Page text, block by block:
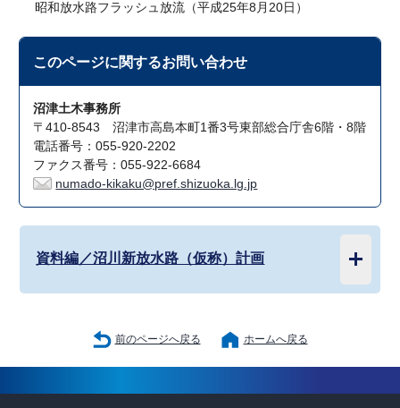
昭和放水路フラッシュ放流（平成25年8月20日）
このページに関するお問い合わせ
沼津土木事務所
〒410-8543 沼津市高島本町1番3号東部総合庁舎6階・8階
電話番号：055-920-2202
ファクス番号：055-922-6684
numado-kikaku@pref.shizuoka.lg.jp
資料編／沼川新放水路（仮称）計画
前のページへ戻る ホームへ戻る